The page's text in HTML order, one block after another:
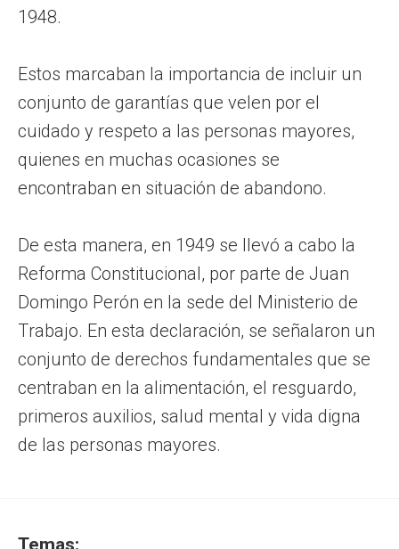
1948.
Estos marcaban la importancia de incluir un
conjunto de garantías que velen por el
cuidado y respeto a las personas mayores,
quienes en muchas ocasiones se
encontraban en situación de abandono.
De esta manera, en 1949 se llevó a cabo la
Reforma Constitucional, por parte de Juan
Domingo Perón en la sede del Ministerio de
Trabajo. En esta declaración, se señalaron un
conjunto de derechos fundamentales que se
centraban en la alimentación, el resguardo,
primeros auxilios, salud mental y vida digna
de las personas mayores.
Temas: